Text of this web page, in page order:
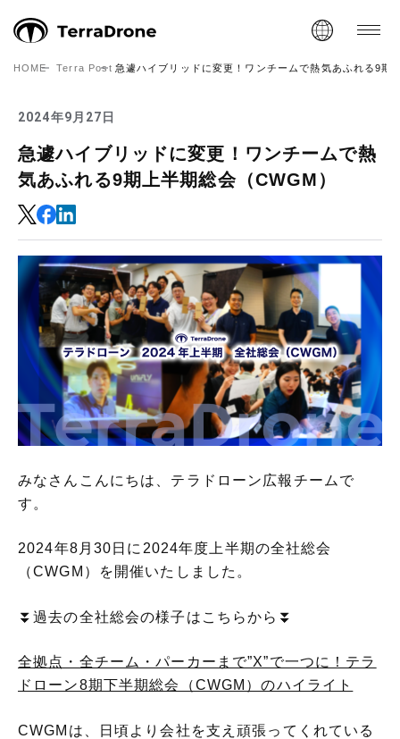
HOME Terra Post 急遽ハイブリッドに変更！ワンチームで熱気あふれる9期
2024年9月27日
急遽ハイブリッドに変更！ワンチームで熱
気あふれる9期上半期総会（CWGM）
みなさんこんにちは、テラドローン広報チームで
す。
2024年8月30日に2024年度上半期の全社総会
（CWGM）を開催いたしました。
⏬過去の全社総会の様子はこちらから⏬
全拠点・全チーム・パーカーまで”X”で一つに！テラ
ドローン8期下半期総会（CWGM）のハイライト
CWGMは、日頃より会社を支え頑張ってくれている